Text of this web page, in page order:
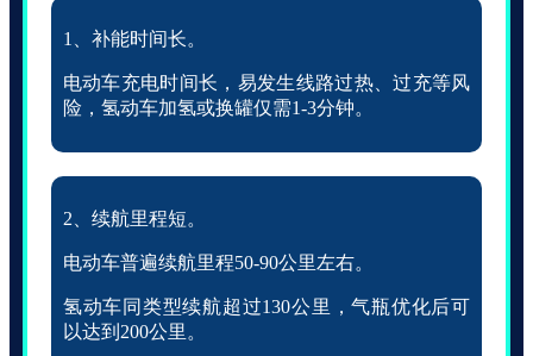
1、补能时间长。
电动车充电时间长，易发生线路过热、过充等风
险， 氢动车加氢或换罐仅需1-3分钟。
2、续航里程短。
电动车普遍续航里程50-90公里左右。
氢动车同类型续航超过130公里，气瓶优化后可
以达到200公里。